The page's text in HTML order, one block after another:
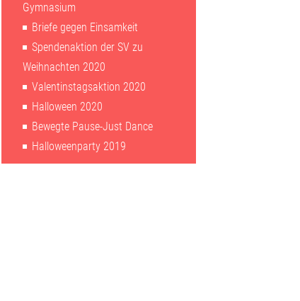
Gymnasium
Briefe gegen Einsamkeit
Spendenaktion der SV zu
Weihnachten 2020
Valentinstagsaktion 2020
Halloween 2020
Bewegte Pause-Just Dance
Halloweenparty 2019